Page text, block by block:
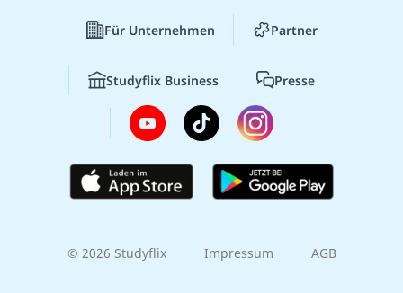
Für Unternehmen Partner
Studyflix Business Presse
© 2026 Studyflix Impressum AGB